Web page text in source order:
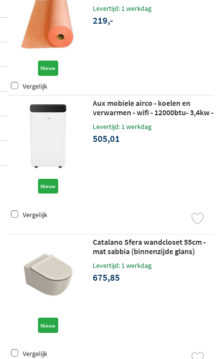
Nieuw
Levertijd: 1 werkdag
219,-
Vergelijk
Nieuw
Aux mobiele airco - koelen en
verwarmen - wifi - 12000btu- 3,4kw -
Levertijd: 1 werkdag
505,01
Vergelijk
Nieuw
Catalano Sfera wandcloset 55cm -
mat sabbia (binnenzijde glans)
(model 2025)
Levertijd: 1 werkdag
675,85
Vergelijk